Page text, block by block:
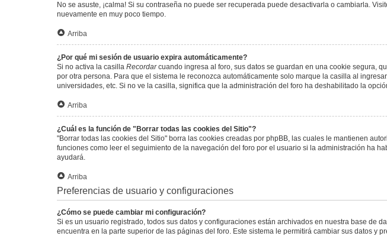
No se asuste, ¡calma! Si su contraseña no puede ser recuperada puede desactivarla o cambiarla.
nuevamente en muy poco tiempo.
Arriba
¿Por qué mi sesión de usuario expira automáticamente?
Si no activa la casilla Recordarcuando ingresa al foro, sus datos se guardan en una cookie segura,
por otra persona. Para que el sistema le reconozca automáticamente solo marque la casilla al
universidades, etc. Si no ve la casilla, significa que la administración del foro ha deshabilitado la
Arriba
¿Cuál es la función de "Borrar todas las cookies del Sitio"?
"Borrar todas las cookies del Sitio" borra las cookies creadas por phpBB, las cuales le mantienen
funciones como leer el seguimiento de la navegación del foro por el usuario si la administración ha
ayudará.
Arriba
Preferencias de usuario y configuraciones
¿Cómo se puede cambiar mi configuración?
Si es un usuario registrado, todos sus datos y configuraciones están archivados en nuestra base de
encuentra en la parte superior de las páginas del foro. Este sistema le permitirá cambiar sus datos y